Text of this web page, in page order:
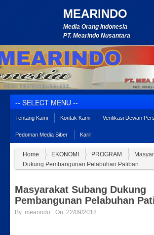
MEARINDO
Media Orang Indonesia
PT. Mearindo Nusantara
Tentang Kami Kontak Kami Verifikasi Dewan
Pedoman Media Siber Karir
Home EKONOMI PROGRAM
Dukung Pembangunan Pelabuhan Patiban
Masyarakat Subang Dukung
Pembangunan Pelabuhan
By: mearindo On: 22/09/2018